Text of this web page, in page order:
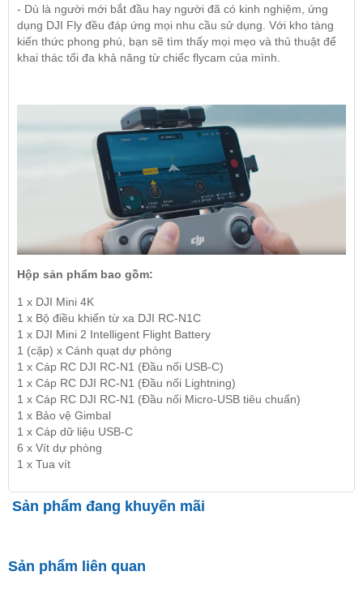
- Dù là người mới bắt đầu hay người đã có kinh nghiệm, ứng
dụng DJI Fly đều đáp ứng mọi nhu cầu sử dụng. Với kho tàng
kiến thức phong phú, bạn sẽ tìm thấy mọi mẹo và thủ thuật để
khai thác tối đa khả năng từ chiếc flycam của mình.
Hộp sản phẩm bao gồm:
1 x DJI Mini 4K
1 x Bộ điều khiển từ xa DJI RC-N1C
1 x DJI Mini 2 Intelligent Flight Battery
1 (cặp) x Cánh quạt dự phòng
1 x Cáp RC DJI RC-N1 (Đầu nối USB-C)
1 x Cáp RC DJI RC-N1 (Đầu nối Lightning)
1 x Cáp RC DJI RC-N1 (Đầu nối Micro-USB tiêu chuẩn)
1 x Bảo vệ Gimbal
1 x Cáp dữ liệu USB-C
6 x Vít dự phòng
1 x Tua vít
Sản phẩm đang khuyến mãi
Sản phẩm liên quan